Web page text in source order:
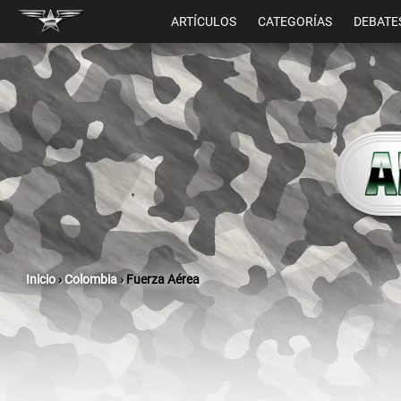
ARTÍCULOS CATEGORÍAS
Inicio›Colombia› Fuerza Aérea